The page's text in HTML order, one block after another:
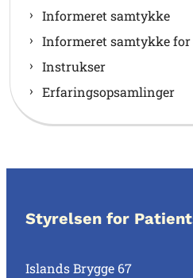
Informeret samtykke
Informeret samtykke for
Instrukser
Erfaringsopsamlinger
Styrelsen for
Islands Brygge 67